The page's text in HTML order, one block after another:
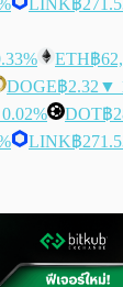
ETH฿
DOGE฿2.32 ▼
DOT฿
LINK฿